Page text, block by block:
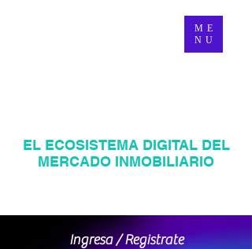
ME
NU
Ingresa / Registrate
EL ECOSISTEMA DIGITAL DEL
MERCADO INMOBILIARIO